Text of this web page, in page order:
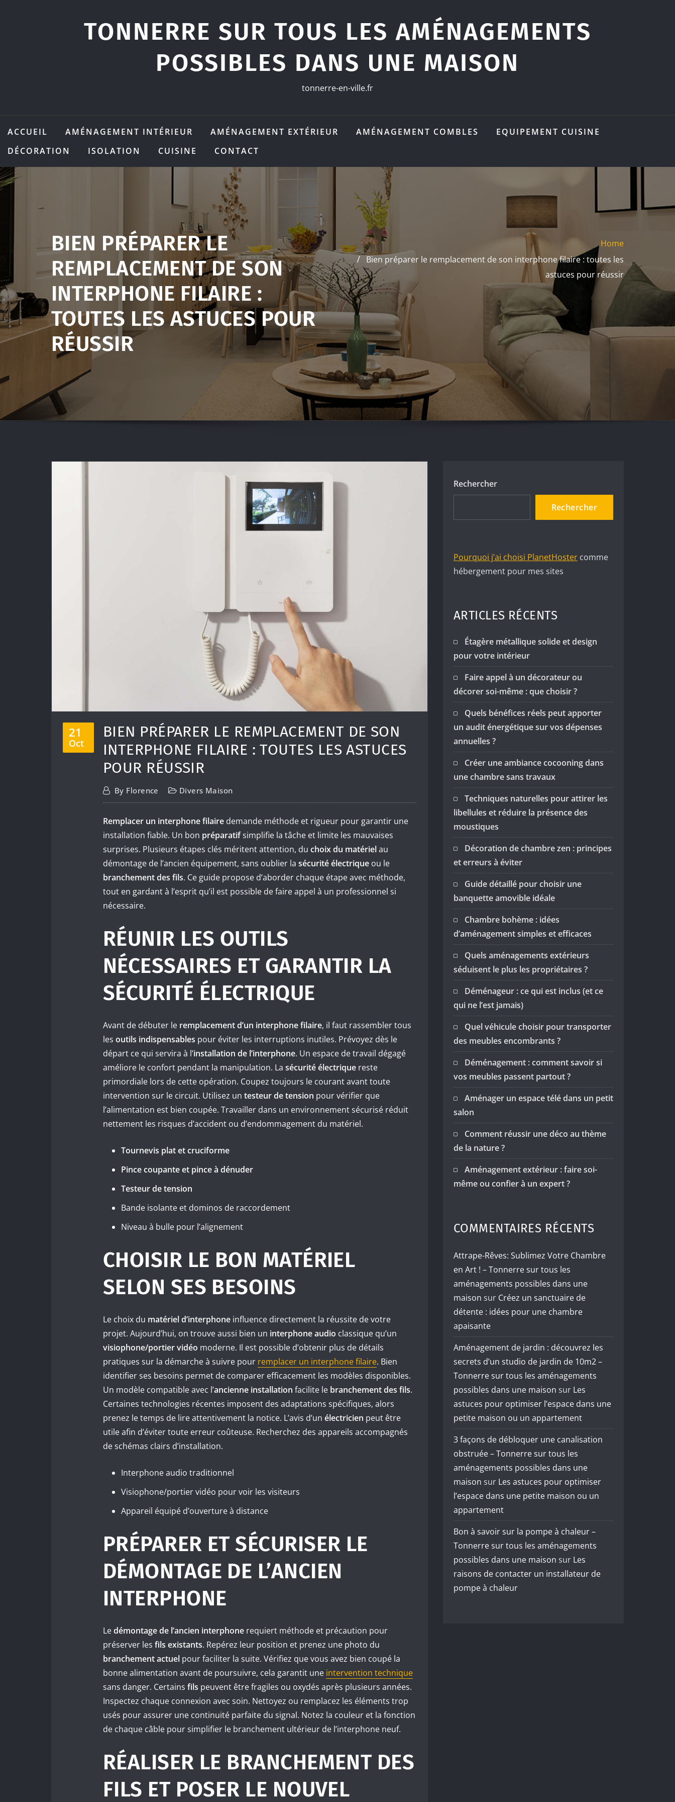
TONNERRE SUR TOUS LES AMÉNAGEMENTS
POSSIBLES DANS UNE MAISON
tonnerre-en-ville.fr
ACCUEIL AMÉNAGEMENT INTÉRIEUR AMÉNAGEMENT EXTÉRIEUR AMÉNAGEMENT COMBLES
EQUIPEMENT CUISINE
DÉCORATION
ISOLATION CUISINE CONTACT
BIEN PRÉPARER LE
REMPLACEMENT DE SON
INTERPHONE FILAIRE :
TOUTES LES ASTUCES POUR
RÉUSSIR
Home
Bien préparer le remplacement de son interphone filaire : toutes les
astuces pour réussir
21
Oct
BIEN PRÉPARER LE REMPLACEMENT DE SON
INTERPHONE FILAIRE : TOUTES LES ASTUCES
POUR RÉUSSIR
By Florence Divers Maison
Remplacer un interphone filaire demande méthode et rigueur pour garantir une
installation fiable. Un bon préparatifsimplifie la tâche et limite les mauvaises
surprises. Plusieurs étapes clés méritent attention, du choix du matérielau
démontage de l’ancien équipement, sans oublier la sécurité électrique ou le
branchement des fils. Ce guide propose d’aborder chaque étape avec méthode,
tout en gardant à l’esprit qu’il est possible de faire appel à un professionnel si
nécessaire.
RÉUNIR LES OUTILS
NÉCESSAIRES ET GARANTIR LA
SÉCURITÉ ÉLECTRIQUE
Avant de débuter le remplacement d’un interphone filaire, il faut rassembler tous
les outils indispensables pour éviter les interruptions inutiles. Prévoyez dès le
départ ce qui servira à l’installation de l’interphone. Un espace de travail dégagé
améliore le confort pendant la manipulation. La sécurité électrique reste
primordiale lors de cette opération. Coupez toujours le courant avant toute
intervention sur le circuit. Utilisez un testeur de tension pour vérifier que
l’alimentation est bien coupée. Travailler dans un environnement sécurisé réduit
nettement les risques d’accident ou d’endommagement du matériel.
Tournevis plat et cruciforme
Pince coupante et pince à dénuder
Testeur de tension
Bande isolante et dominos de raccordement
Niveau à bulle pour l’alignement
CHOISIR LE BON MATÉRIEL
SELON SES BESOINS
Le choix du matériel d’interphone influence directement la réussite de votre
projet. Aujourd’hui, on trouve aussi bien un interphone audio classique qu’un
visiophone/portier vidéo moderne. Il est possible d’obtenir plus de détails
pratiques sur la démarche à suivre pour remplacer un interphone filaire. Bien
identifier ses besoins permet de comparer efficacement les modèles disponibles.
Un modèle compatible avec l’ancienne installation facilite le branchement des fils.
Certaines technologies récentes imposent des adaptations spécifiques, alors
prenez le temps de lire attentivement la notice. L’avis d’un électricien peut être
utile afin d’éviter toute erreur coûteuse. Recherchez des appareils accompagnés
de schémas clairs d’installation.
Interphone audio traditionnel
Visiophone/portier vidéo pour voir les visiteurs
Appareil équipé d’ouverture à distance
PRÉPARER ET SÉCURISER LE
DÉMONTAGE DE L’ANCIEN
INTERPHONE
Ledémontage de l’ancien interphone requiert méthode et précaution pour
préserver les fils existants. Repérez leur position et prenez une photo du
branchement actuel pour faciliter la suite. Vérifiez que vous avez bien coupé la
bonne alimentation avant de poursuivre, cela garantit une intervention technique
sans danger. Certains fils peuvent être fragiles ou oxydés après plusieurs années.
Inspectez chaque connexion avec soin. Nettoyez ou remplacez les éléments trop
usés pour assurer une continuité parfaite du signal. Notez la couleur et la fonction
de chaque câble pour simplifier le branchement ultérieur de l’interphone neuf.
RÉALISER LE BRANCHEMENT DES
FILS ET POSER LE NOUVEL
Rechercher
Rechercher
Pourquoi j’ai choisi PlanetHoster comme
hébergement pour mes sites
ARTICLES RÉCENTS
Étagère métallique solide et design
pour votre intérieur
Faire appel à un décorateur ou
décorer soi-même : que choisir ?
Quels bénéfices réels peut apporter
un audit énergétique sur vos dépenses
annuelles ?
Créer une ambiance cocooning dans
une chambre sans travaux
Techniques naturelles pour attirer les
libellules et réduire la présence des
moustiques
Décoration de chambre zen : principes
et erreurs à éviter
Guide détaillé pour choisir une
banquette amovible idéale
Chambre bohème : idées
d’aménagement simples et efficaces
Quels aménagements extérieurs
séduisent le plus les propriétaires ?
Déménageur : ce qui est inclus (et ce
qui ne l’est jamais)
Quel véhicule choisir pour transporter
des meubles encombrants ?
Déménagement : comment savoir si
vos meubles passent partout ?
Aménager un espace télé dans un petit
salon
Comment réussir une déco au thème
de la nature ?
Aménagement extérieur : faire soi-
même ou confier à un expert ?
COMMENTAIRES RÉCENTS
Attrape-Rêves: Sublimez Votre Chambre
en Art ! – Tonnerre sur tous les
aménagements possibles dans une
maison sur Créez un sanctuaire de
détente : idées pour une chambre
apaisante
Aménagement de jardin : découvrez les
secrets d’un studio de jardin de 10m2 –
Tonnerre sur tous les aménagements
possibles dans une maison sur Les
astuces pour optimiser l’espace dans une
petite maison ou un appartement
3 façons de débloquer une canalisation
obstruée – Tonnerre sur tous les
aménagements possibles dans une
maison sur Les astuces pour optimiser
l’espace dans une petite maison ou un
appartement
Bon à savoir sur la pompe à chaleur –
Tonnerre sur tous les aménagements
possibles dans une maison sur Les
raisons de contacter un installateur de
pompe à chaleur